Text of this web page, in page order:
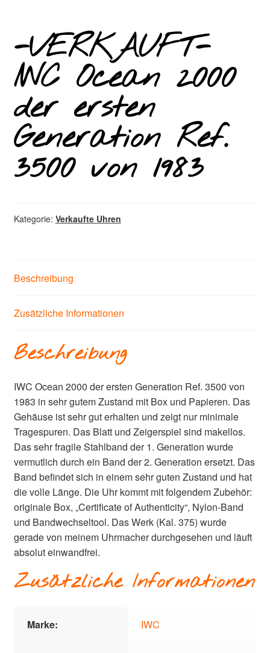
-VERKAUFT-
IWC Ocean 2000
der ersten
Generation Ref.
3500 von 1983
Kategorie: Verkaufte Uhren
Beschreibung
Zusätzliche Informationen
Beschreibung
IWC Ocean 2000 der ersten Generation Ref. 3500 von
1983 in sehr gutem Zustand mit Box und Papieren. Das
Gehäuse ist sehr gut erhalten und zeigt nur minimale
Tragespuren. Das Blatt und Zeigerspiel sind makellos.
Das sehr fragile Stahlband der 1. Generation wurde
vermutlich durch ein Band der 2. Generation ersetzt. Das
Band befindet sich in einem sehr guten Zustand und hat
die volle Länge. Die Uhr kommt mit folgendem Zubehör:
originale Box, „Certificate of Authenticity“, Nylon-Band
und Bandwechseltool. Das Werk (Kal. 375) wurde
gerade von meinem Uhrmacher durchgesehen und läuft
absolut einwandfrei.
Zusätzliche Informationen
Marke: IWC